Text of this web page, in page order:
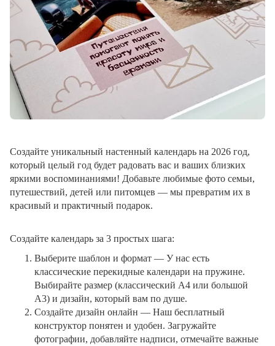
Создайте уникальный настенный календарь на 2026 год,
который целый год будет радовать вас и ваших близких
яркими воспоминаниями! Добавьте любимые фото семьи,
путешествий, детей или питомцев — мы превратим их в
красивый и практичный подарок.
Создайте календарь за 3 простых шага:
Выберите шаблон и формат — У нас есть
классические перекидные календари на пружине.
Выбирайте размер (классический A4 или большой
A3) и дизайн, который вам по душе.
Создайте дизайн онлайн — Наш бесплатный
конструктор понятен и удобен. Загружайте
фотографии, добавляйте надписи, отмечайте важные